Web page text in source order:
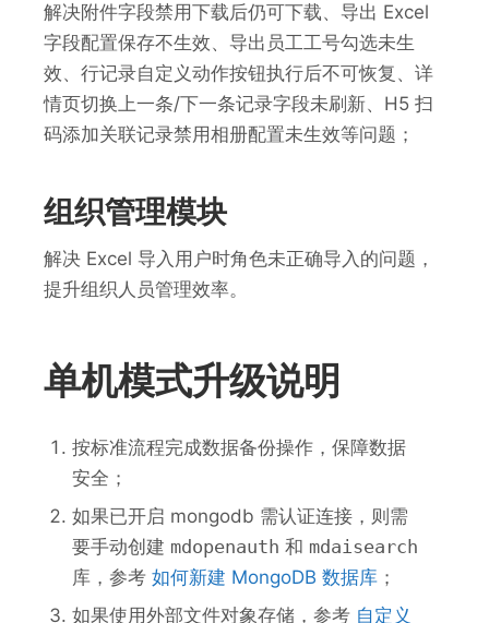
解决附件字段禁用下载后仍可下载、导出 Excel
字段配置保存不生效、导出员工工号勾选未生
效、行记录自定义动作按钮执行后不可恢复、详
情页切换上一条/下一条记录字段未刷新、H5 扫
码添加关联记录禁用相册配置未生效等问题；
组织管理模块
解决 Excel 导入用户时角色未正确导入的问题，
提升组织人员管理效率。
单机模式升级说明
按标准流程完成数据备份操作，保障数据
安全；
如果已开启 mongodb 需认证连接，则需
要手动创建 mdopenauth 和 mdaisearch
库，参考 如何新建 MongoDB 数据库；
如果使用外部文件对象存储，参考 自定义